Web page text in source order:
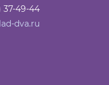
37-49-44
dva.ru